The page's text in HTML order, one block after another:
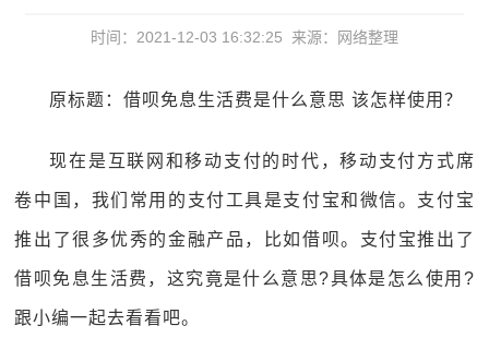
时间：2021-12-03 16:32:25 来源：网络整理
原标题：借呗免息生活费是什么意思 该怎样使用？
现在是互联网和移动支付的时代，移动支付方式席
卷中国，我们常用的支付工具是支付宝和微信。支付宝
推出了很多优秀的金融产品，比如借呗。支付宝推出了
借呗免息生活费，这究竟是什么意思?具体是怎么使用?
跟小编一起去看看吧。